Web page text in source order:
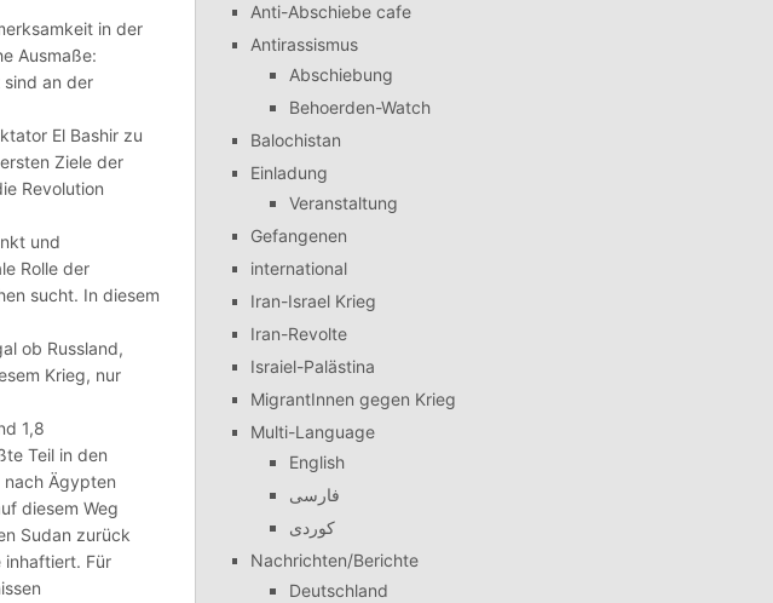
in der
Ausmaße:
sind an der
El Bashir zu
Ziele der
Revolution
und
Rolle der
sucht. In diesem
ob Russland,
Krieg, nur
1,8
Teil in den
nach Ägypten
diesem Weg
Sudan zurück
inhaftiert. Für
Anti-Abschiebe cafe
Antirassismus
Abschiebung
Behoerden-Watch
Balochistan
Einladung
Veranstaltung
Gefangenen
international
Iran-Israel Krieg
Iran-Revolte
Israiel-Palästina
MigrantInnen gegen Krieg
Multi-Language
English
فارسی
کوردی
Nachrichten/Berichte
Deutschland